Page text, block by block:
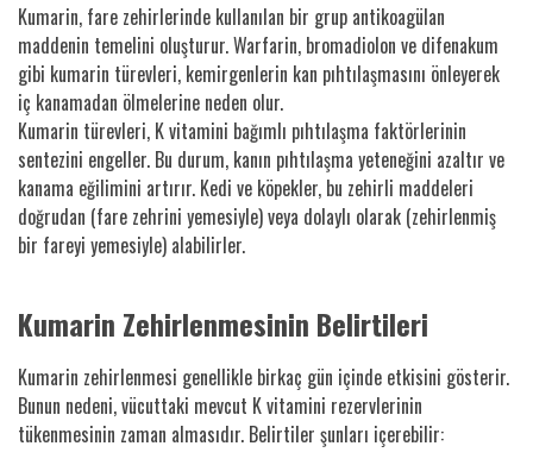
Kumarin, fare zehirlerinde kullanılan bir grup antikoagülan
maddenin temelini oluşturur. Warfarin, bromadiolon ve difenakum
gibi kumarin türevleri, kemirgenlerin kan pıhtılaşmasını önleyerek
iç kanamadan ölmelerine neden olur.
Kumarin türevleri, K vitamini bağımlı pıhtılaşma faktörlerinin
sentezini engeller. Bu durum, kanın pıhtılaşma yeteneğini azaltır ve
kanama eğilimini artırır. Kedi ve köpekler, bu zehirli maddeleri
doğrudan (fare zehrini yemesiyle) veya dolaylı olarak (zehirlenmiş
bir fareyi yemesiyle) alabilirler.
Kumarin Zehirlenmesinin Belirtileri
Kumarin zehirlenmesi genellikle birkaç gün içinde etkisini gösterir.
Bunun nedeni, vücuttaki mevcut K vitamini rezervlerinin
tükenmesinin zaman almasıdır. Belirtiler şunları içerebilir: